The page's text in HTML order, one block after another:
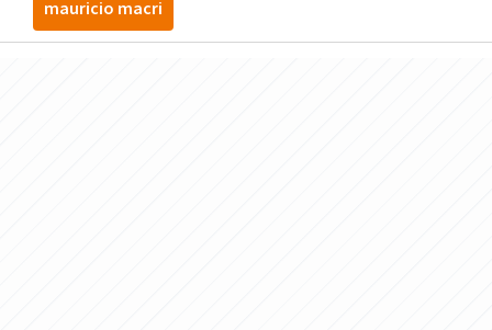
mauricio macri